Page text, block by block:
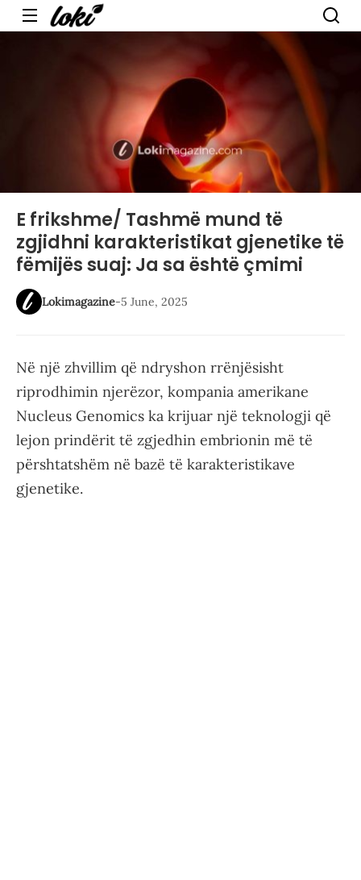
Menu
E frikshme/ Tashmë mund të
zgjidhni karakteristikat gjenetike të
fëmijës suaj: Ja sa është çmimi
Lokimagazine-5 June, 2025
Në një zhvillim që ndryshon rrënjësisht
riprodhimin njerëzor, kompania amerikane
Nucleus Genomics ka krijuar një teknologji që
lejon prindërit të zgjedhin embrionin më të
përshtatshëm në bazë të karakteristikave
gjenetike.